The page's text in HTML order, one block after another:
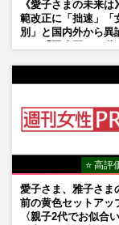
《愛子さまの未来は
範改正に「拙速」「
別」と国内外から
⭐ 高評
愛子さま、雅子さま
前の黄色セットアッ
〈親子2代でお似合